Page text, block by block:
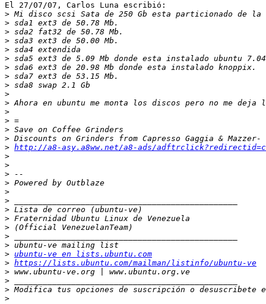
El 27/07/07, Carlos Luna escribió:
>
>
>
>
>
>
>
>
>
>
>
>
>
>
>
> http://a8-asy.a8ww.net/a8-ads/
>
>
>
>
>
>
>
>
>
>
>
> ubuntu-ve en lists.ubuntu.com
> https://lists.ubuntu.com/mailman/listinfo/ubuntu-ve
>
>
> Modifica tus opciones de suscripción o desuscribete
>